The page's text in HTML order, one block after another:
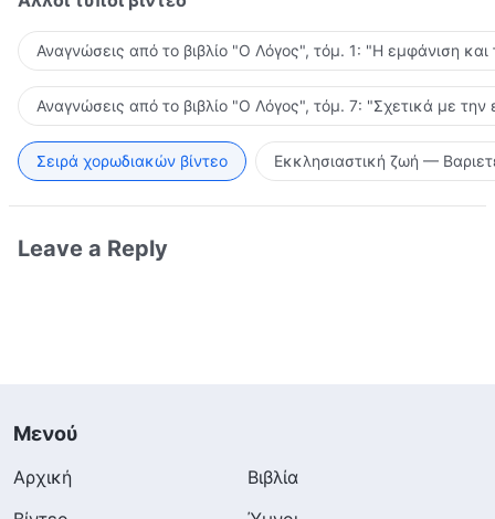
Αναγνώσεις από το βιβλίο "Ο Λόγος", τόμ. 1: "Η εμφάνιση
Αναγνώσεις από το βιβλίο "Ο Λόγος", τόμ. 7: "Σχετικά με την
Σειρά χορωδιακών βίντεο Εκκλησιαστική ζωή —
Leave a Reply
Μενού
Αρχική
Βιβλία